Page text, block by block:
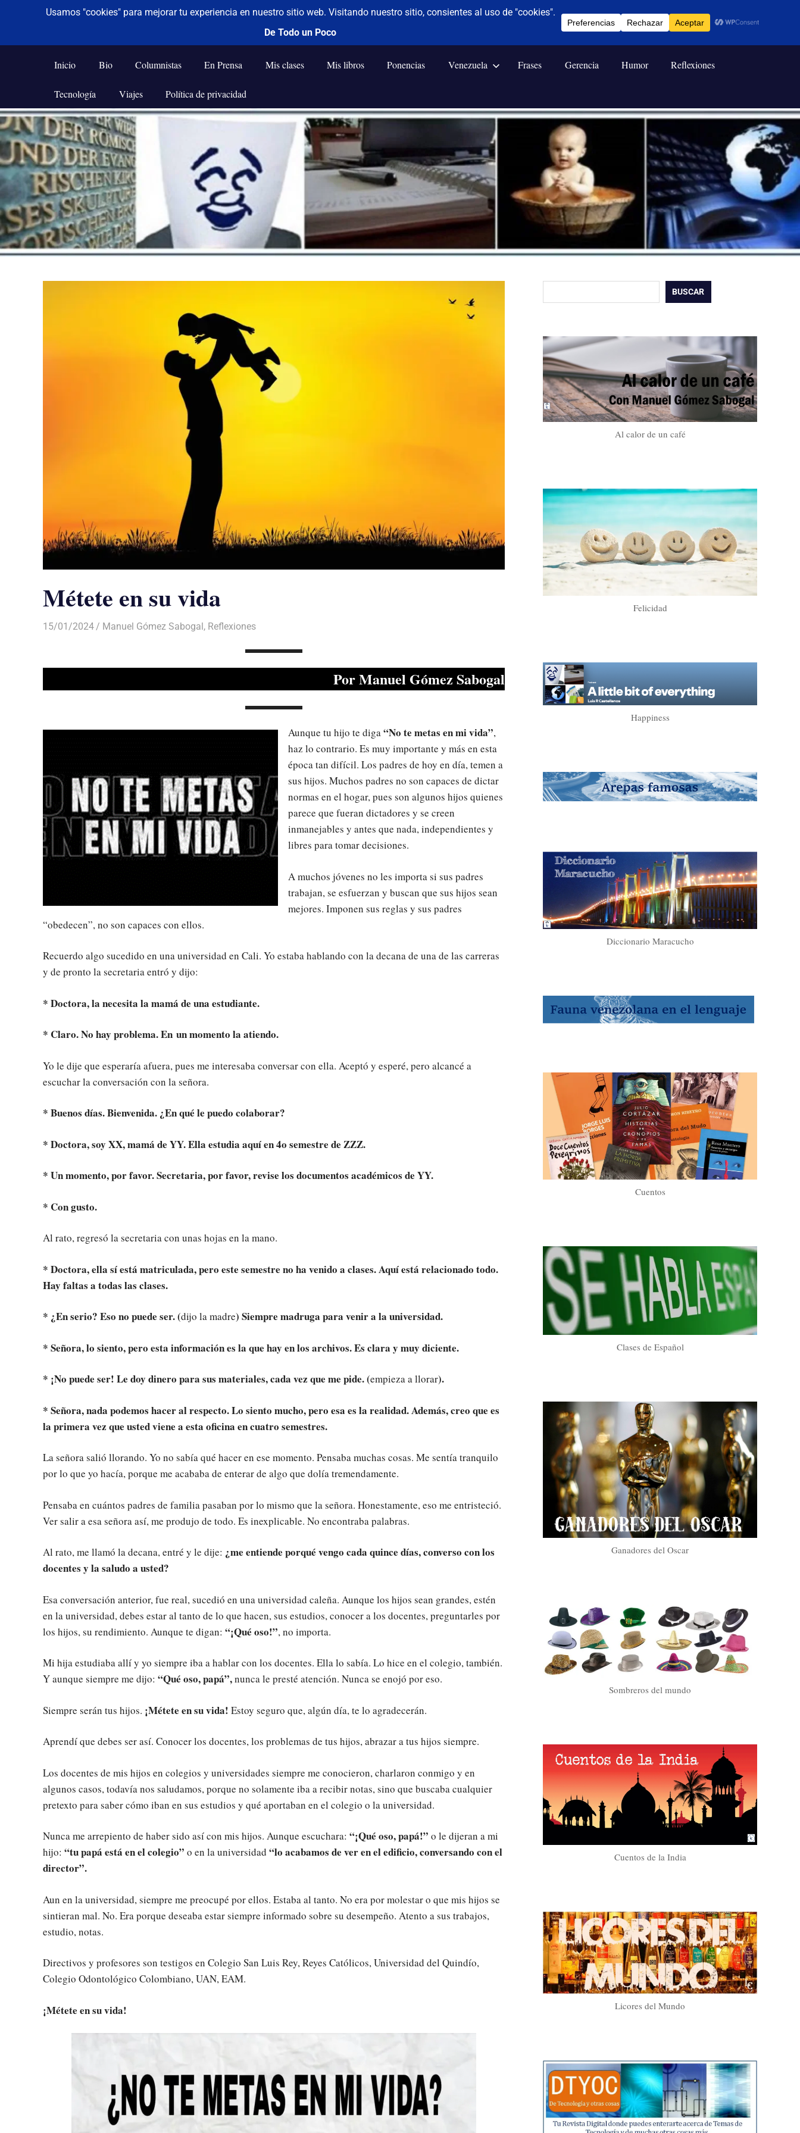
Saltar
al
contenido
De todo un poco
Frases,
Humor,
Tecnología
y
Viajes
Inicio Bio Columnistas En Prensa Mis clases Mis libros Ponencias Venezuela Frases Gerencia Humor Reflexiones
Tecnología Viajes Política de privacidad
Métete en su vida
15/01/2024 De todo un Poco
Manuel Gómez Sabogal, Reflexiones
Por Manuel Gómez Sabogal
Aunque tu hijo te diga“No te metas en mi vida”,
haz lo contrario. Es muy importante y más en esta
época tan difícil. Los padres de hoy en día, temen a
sus hijos. Muchos padres no son capaces de dictar
normas en el hogar, pues son algunos hijos quienes
parece que fueran dictadores y se creen
inmanejables y antes que nada, independientes y
libres para tomar decisiones.
A muchos jóvenes no les importa si sus padres
trabajan, se esfuerzan y buscan que sus hijos sean
mejores. Imponen sus reglas y sus padres
“obedecen”, no son capaces con ellos.
Recuerdo algo sucedido en una universidad en Cali. Yo estaba hablando con la decana de una de las carreras
y de pronto la secretaria entró y dijo:
* Doctora, la necesita la mamá de una estudiante.
* Claro. No hay problema. En un momento la atiendo.
Yo le dije que esperaría afuera, pues me interesaba conversar con ella. Aceptó y esperé, pero alcancé a
escuchar la conversación con la señora.
* Buenos días. Bienvenida. ¿En qué le puedo colaborar?
* Doctora, soy XX, mamá de YY. Ella estudia aquí en 4o semestre de ZZZ.
* Un momento, por favor. Secretaria, por favor, revise los documentos académicos de YY.
* Con gusto.
Al rato, regresó la secretaria con unas hojas en la mano.
* Doctora, ella sí está matriculada, pero este semestre no ha venido a clases. Aquí está relacionado todo.
Hay faltas a todas las clases.
* ¿En serio? Eso no puede ser. (dijo la madre) Siempre madruga para venir a la universidad.
* Señora, lo siento, pero esta información es la que hay en los archivos. Es clara y muy diciente.
* ¡No puede ser! Le doy dinero para sus materiales, cada vez que me pide. (empieza a llorar).
* Señora, nada podemos hacer al respecto. Lo siento mucho, pero esa es la realidad. Además, creo que es
la primera vez que usted viene a esta oficina en cuatro semestres.
La señora salió llorando. Yo no sabía qué hacer en ese momento. Pensaba muchas cosas. Me sentía tranquilo
por lo que yo hacía, porque me acababa de enterar de algo que dolía tremendamente.
Pensaba en cuántos padres de familia pasaban por lo mismo que la señora. Honestamente, eso me entristeció.
Ver salir a esa señora así, me produjo de todo. Es inexplicable. No encontraba palabras.
Al rato, me llamó la decana, entré y le dije: ¿me entiende porqué vengo cada quince días, converso con los
docentes y la saludo a usted?
Esa conversación anterior, fue real, sucedió en una universidad caleña. Aunque los hijos sean grandes, estén
en la universidad, debes estar al tanto de lo que hacen, sus estudios, conocer a los docentes, preguntarles por
los hijos, su rendimiento. Aunque te digan: “¡Qué oso!”, no importa.
Mi hija estudiaba allí y yo siempre iba a hablar con los docentes. Ella lo sabía. Lo hice en el colegio, también.
Y aunque siempre me dijo: “Qué oso, papá”,nunca le presté atención. Nunca se enojó por eso.
Siempre serán tus hijos. ¡Métete en su vida! Estoy seguro que, algún día, te lo agradecerán.
Aprendí que debes ser así. Conocer los docentes, los problemas de tus hijos, abrazar a tus hijos siempre.
Los docentes de mis hijos en colegios y universidades siempre me conocieron, charlaron conmigo y en
algunos casos, todavía nos saludamos, porque no solamente iba a recibir notas, sino que buscaba cualquier
pretexto para saber cómo iban en sus estudios y qué aportaban en el colegio o la universidad.
Nunca me arrepiento de haber sido así con mis hijos. Aunque escuchara: “¡Qué oso, papá!” o le dijeran a mi
hijo: “tu papá está en el colegio” o en la universidad “lo acabamos de ver en el edificio, conversando con el
director”.
Aun en la universidad, siempre me preocupé por ellos. Estaba al tanto. No era por molestar o que mis hijos se
sintieran mal. No. Era porque deseaba estar siempre informado sobre su desempeño. Atento a sus trabajos,
estudio, notas.
Directivos y profesores son testigos en Colegio San Luis Rey, Reyes Católicos, Universidad del Quindío,
Colegio Odontológico Colombiano, UAN, EAM.
¡Métete en su vida!
BUSCAR
Al calor de un café
Felicidad
Happiness
Diccionario Maracucho
Cuentos
Clases de Español
Ganadores del Oscar
Sombreros del mundo
Cuentos de la India
Licores del Mundo